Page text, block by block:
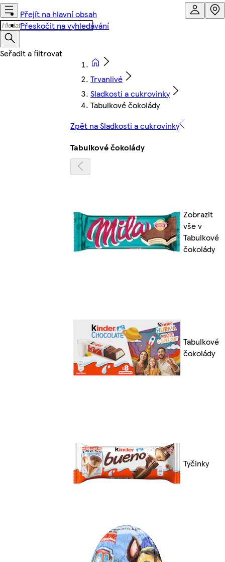
Přejít na hlavní obsah
Přeskočit na vyhledávání
Trvanlivé
Sladkosti a cukrovinky
Tabulkové čokolády
Zpět na Sladkosti a cukrovinky
Tabulkové čokolády
Zobrazit
vše v
Tabulkové
čokolády
Tabulkové
čokolády
Tyčinky